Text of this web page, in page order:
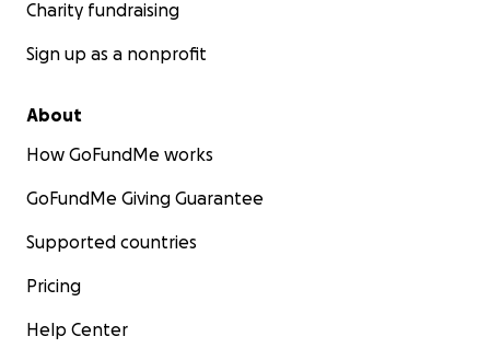
Charity fundraising
Sign up as a nonprofit
About
How GoFundMe works
GoFundMe Giving Guarantee
Supported countries
Pricing
Help Center